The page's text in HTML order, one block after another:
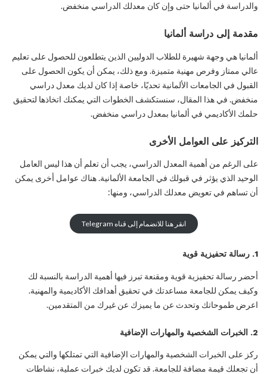
والدراسة في ألمانيا حتى وإن كان معدلك الدراسي منخفض.
مقدمة إلى دراسة ألمانيا
ألمانيا هي وجهة شهيرة للطلاب الدوليين الذين يتطلعون للحصول على تعليم
عالي ممتاز وفرص مهنية متميزة. ومع ذلك، يمكن أن يكون الحصول على
القبول في الجامعات الألمانية تحديًا، خاصة إذا كان لديك معدل دراسي
منخفض. في هذا المقال، سنستكشف الخطوات التي يمكنك اتخاذها لتحقيق
حلمك الأكاديمي في ألمانيا بمعدل دراسي منخفض.
التركيز على العوامل الأخرى
على الرغم من أهمية المعدل الدراسي، يجب أن تعلم أن هذا ليس العامل
الوحيد الذي يؤثر في قبولك في الجامعة الألمانية. هناك عوامل أخرى يمكن
أن تساهم في تعويض معدلك الدراسي، ومنها:
انقر هنا للانضمام إلى قناه Telegram
1. رسالة تحفيزية قوية
أحضر رسالة تحفيزية قوية ومقنعة تبرز فيها أهمية الدراسة بالنسبة لك
وكيف يمكن للجامعة مساعدتك في تحقيق أهدافك الأكاديمية والمهنية.
اعرض طموحاتك وتحدث عن ما يميزك عن غيرك من المتقدمين.
2. الخبرات الشخصية والمهارات الإضافية
ركز على الخبرات الشخصية والمهارات الإضافية التي تمتلكها والتي يمكن
أن تجعلك قيمة مضافة للجامعة. قد تكون لديك خبرات عملية، نشاطات